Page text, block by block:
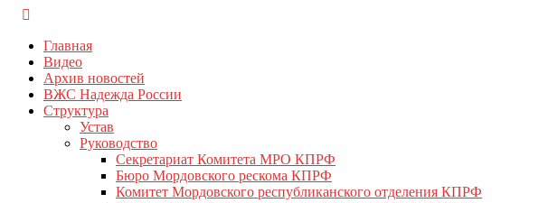
Перейти
содержимому
Главная
Видео
Архив новостей
ВЖС Надежда России
Структура
Устав
Руководство
Секретариат Комитета МРО КПРФ
Бюро Мордовского рескома КПРФ
Комитет Мордовского республиканского отделения КПРФ